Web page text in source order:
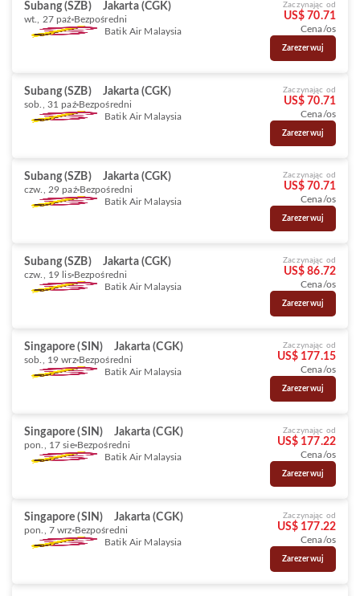
Subang (SZB) Jakarta (CGK)
wt., 27 paź Bezpośredni
Batik Air Malaysia
Zaczynając od
US$ 70.71
Cena/os
Zarezerwuj
Subang (SZB) Jakarta (CGK)
sob., 31 paź Bezpośredni
Batik Air Malaysia
Zaczynając od
US$ 70.71
Cena/os
Zarezerwuj
Subang (SZB) Jakarta (CGK)
czw., 29 paź Bezpośredni
Batik Air Malaysia
Zaczynając od
US$ 70.71
Cena/os
Zarezerwuj
Subang (SZB) Jakarta (CGK)
czw., 19 lis Bezpośredni
Batik Air Malaysia
Zaczynając od
US$ 86.72
Cena/os
Zarezerwuj
Singapore (SIN) Jakarta (CGK)
sob., 19 wrz Bezpośredni
Batik Air Malaysia
Zaczynając od
US$ 177.15
Cena/os
Zarezerwuj
Singapore (SIN) Jakarta (CGK)
pon., 17 sie Bezpośredni
Batik Air Malaysia
Zaczynając od
US$ 177.22
Cena/os
Zarezerwuj
Singapore (SIN) Jakarta (CGK)
pon., 7 wrz Bezpośredni
Batik Air Malaysia
Zaczynając od
US$ 177.22
Cena/os
Zarezerwuj